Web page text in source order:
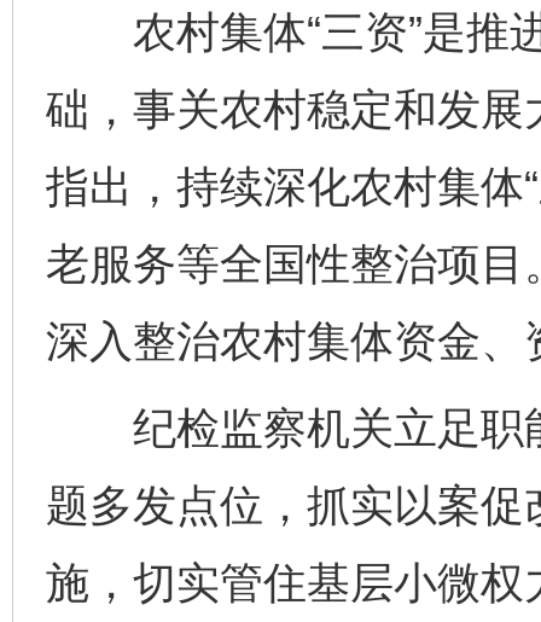
农村集体“三资”是推
础，事关农村稳定和发
指出，持续深化农村集体
老服务等全国性整治项
深入整治农村集体资金
纪检监察机关立足职
题多发点位，抓实以案
施，切实管住基层小微权